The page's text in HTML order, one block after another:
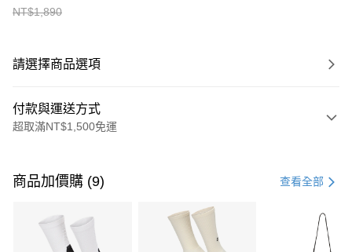
NT$1,890
請選擇商品選項
付款與運送方式
超取滿NT$1,500免運
信用卡一次付款
3 期 0 利率 每期 21家銀行
商品加價購 (9) 查看全部